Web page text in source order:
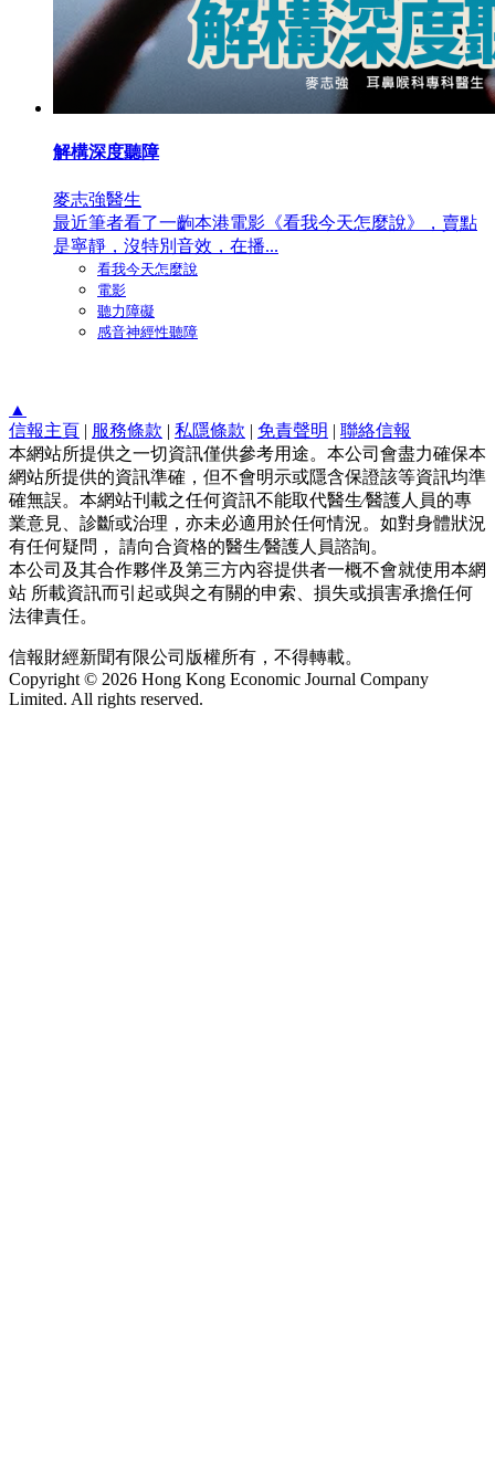
解構深度聽障
麥志強醫生
最近筆者看了一齣本港電影《看我今天怎麼說》，賣點
是寧靜，沒特別音效，在播...
看我今天怎麼說
電影
聽力障礙
感音神經性聽障
▲
信報主頁 | 服務條款 | 私隱條款 | 免責聲明 | 聯絡信報
本網站所提供之一切資訊僅供參考用途。本公司會盡力確保本
網站所提供的資訊準確，但不會明示或隱含保證該等資訊均準
確無誤。本網站刊載之任何資訊不能取代醫生∕醫護人員的專
業意見、診斷或治理，亦未必適用於任何情況。如對身體狀況
有任何疑問， 請向合資格的醫生∕醫護人員諮詢。
本公司及其合作夥伴及第三方內容提供者一概不會就使用本網
站 所載資訊而引起或與之有關的申索、損失或損害承擔任何
法律責任。
信報財經新聞有限公司版權所有，不得轉載。
Copyright © 2026 Hong Kong Economic Journal Company
Limited. All rights reserved.